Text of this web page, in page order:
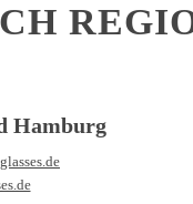
Hamburg